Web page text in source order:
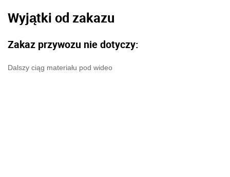
Wyjątki od zakazu
Zakaz przywozu nie dotyczy:
Dalszy ciąg materiału pod wideo